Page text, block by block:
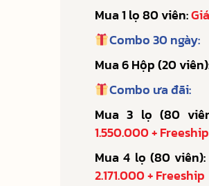
Mua 1 lọ 80 viên:
Combo 30 ngày:
Mua 6 Hộp (20
Combo ưa đãi:
Mua 3 lọ (80
1.550.000 + Freeship
Mua 4 lọ (80 viên):
2.171.000 + Freeship